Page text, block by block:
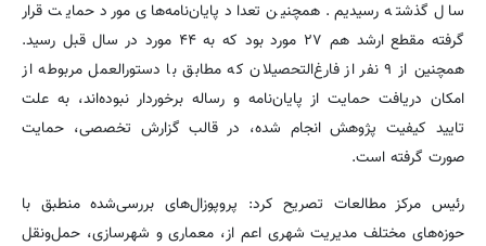
سال گذشته رسیدیم. همچنین تعداد پایان‌نامه‌های مورد حمایت قرار
گرفته مقطع ارشد هم ۲۷ مورد بود که به ۴۴ مورد در سال قبل رسید.
همچنین از ۹ نفر از فارغ‌التحصیلان که مطابق با دستورالعمل مربوطه از
امکان دریافت حمایت از پایان‌نامه و رساله برخوردار نبوده‌اند، به علت
تایید کیفیت پژوهش انجام شده، در قالب گزارش تخصصی، حمایت
صورت گرفته است.
رئیس مرکز مطالعات تصریح کرد: پروپوزال‌های بررسی‌شده منطبق با
حوزه‌های مختلف مدیریت شهری اعم از، معماری و شهرسازی، حمل‌ونقل